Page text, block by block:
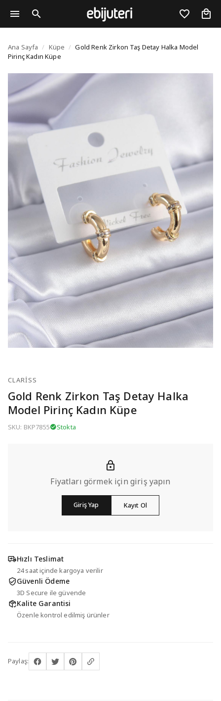
Gold Renk Zirkon Taş
Ana Sayfa / Küpe / Gold Renk Zirkon Taş Detay Halka Model
Pirinç Kadın Küpe
CLARISS
Gold Renk Zirkon Taş Detay Halka
Model Pirinç Kadın Küpe
SKU: BKP7855 Stokta
Fiyatları görmek için giriş yapın
Giriş Yap Kayıt Ol
Hızlı Teslimat
24 saat içinde kargoya verilir
Güvenli Ödeme
3D Secure ile güvende
Kalite Garantisi
Özenle kontrol edilmiş ürünler
Paylaş: